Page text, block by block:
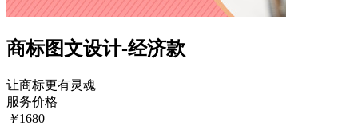
商标图文设计-经济款
让商标更有灵魂
服务价格
￥1680